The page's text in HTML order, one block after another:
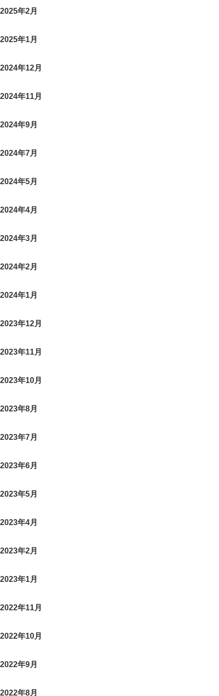
2025年2月
2025年1月
2024年12月
2024年11月
2024年9月
2024年7月
2024年5月
2024年4月
2024年3月
2024年2月
2024年1月
2023年12月
2023年11月
2023年10月
2023年8月
2023年7月
2023年6月
2023年5月
2023年4月
2023年2月
2023年1月
2022年11月
2022年10月
2022年9月
2022年8月